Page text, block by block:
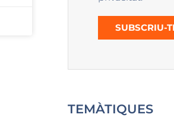
SUBSCRIU-
TEMÀTIQUES